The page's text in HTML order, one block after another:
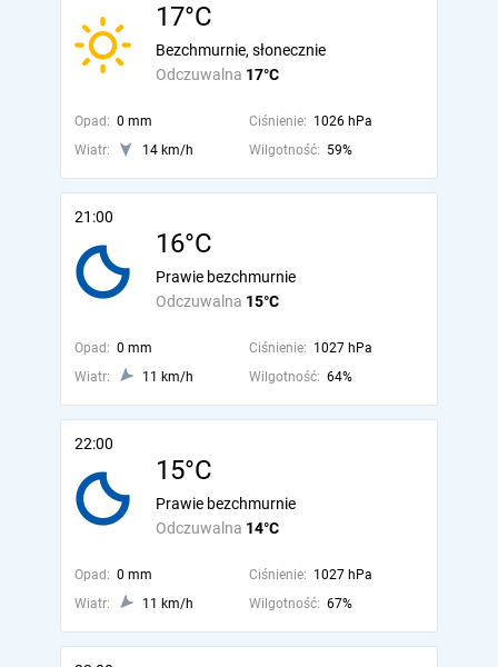
17°C
Odczuwalna 17°C
Bezchmurnie, słonecznie
Opad: 0 mm Ciśnienie: 1026 hPa
Wiatr:
14 km/h Wilgotność: 59%
21:00
16°C
Odczuwalna 15°C
Prawie bezchmurnie
Opad: 0 mm Ciśnienie: 1027 hPa
Wiatr:
11 km/h Wilgotność: 64%
22:00
15°C
Odczuwalna 14°C
Prawie bezchmurnie
Opad: 0 mm Ciśnienie: 1027 hPa
Wiatr:
11 km/h Wilgotność: 67%